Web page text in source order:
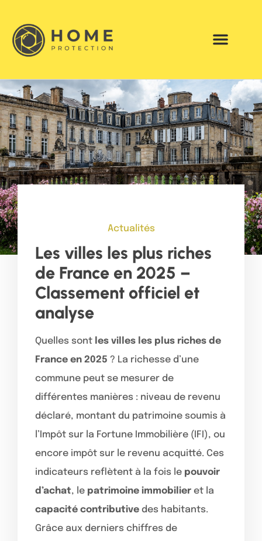
Actualités
Les villes les plus riches
de France en 2025 –
Classement officiel et
analyse
Quelles sont les villes les plus riches de
France en 2025 ? La richesse d’une
commune peut se mesurer de
différentes manières : niveau de revenu
déclaré, montant du patrimoine soumis à
l’Impôt sur la Fortune Immobilière (IFI), ou
encore impôt sur le revenu acquitté. Ces
indicateurs reflètent à la fois le pouvoir
d’achat, le patrimoine immobilier et la
capacité contributive des habitants.
Grâce aux derniers chiffres de